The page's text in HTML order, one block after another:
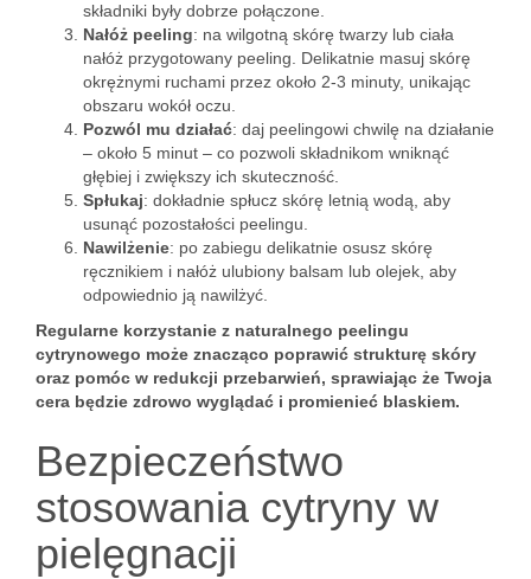
składniki były dobrze połączone.
Nałóż peeling: na wilgotną skórę twarzy lub ciała
nałóż przygotowany peeling. Delikatnie masuj skórę
okrężnymi ruchami przez około 2-3 minuty, unikając
obszaru wokół oczu.
Pozwól mu działać: daj peelingowi chwilę na działanie
– około 5 minut – co pozwoli składnikom wniknąć
głębiej i zwiększy ich skuteczność.
Spłukaj: dokładnie spłucz skórę letnią wodą, aby
usunąć pozostałości peelingu.
Nawilżenie: po zabiegu delikatnie osusz skórę
ręcznikiem i nałóż ulubiony balsam lub olejek, aby
odpowiednio ją nawilżyć.
Regularne korzystanie z naturalnego peelingu
cytrynowego może znacząco poprawić strukturę skóry
oraz pomóc w redukcji przebarwień, sprawiając że Twoja
cera będzie zdrowo wyglądać i promienieć blaskiem.
Bezpieczeństwo
stosowania cytryny w
pielęgnacji